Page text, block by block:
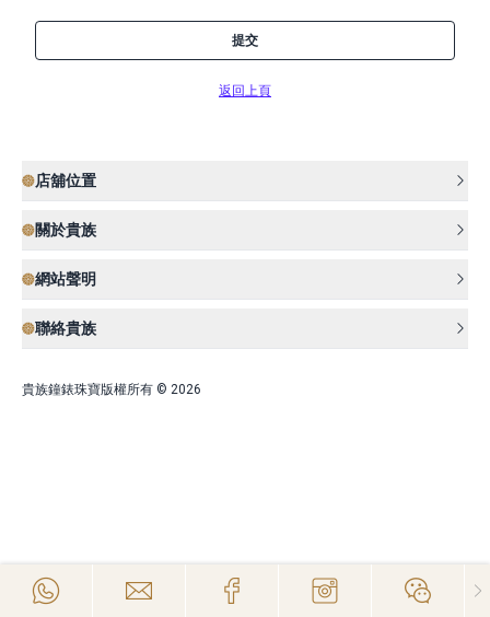
提交
返回上頁
店舖位置
關於貴族
網站聲明
聯絡貴族
貴族鐘錶珠寶版權所有 © 2026